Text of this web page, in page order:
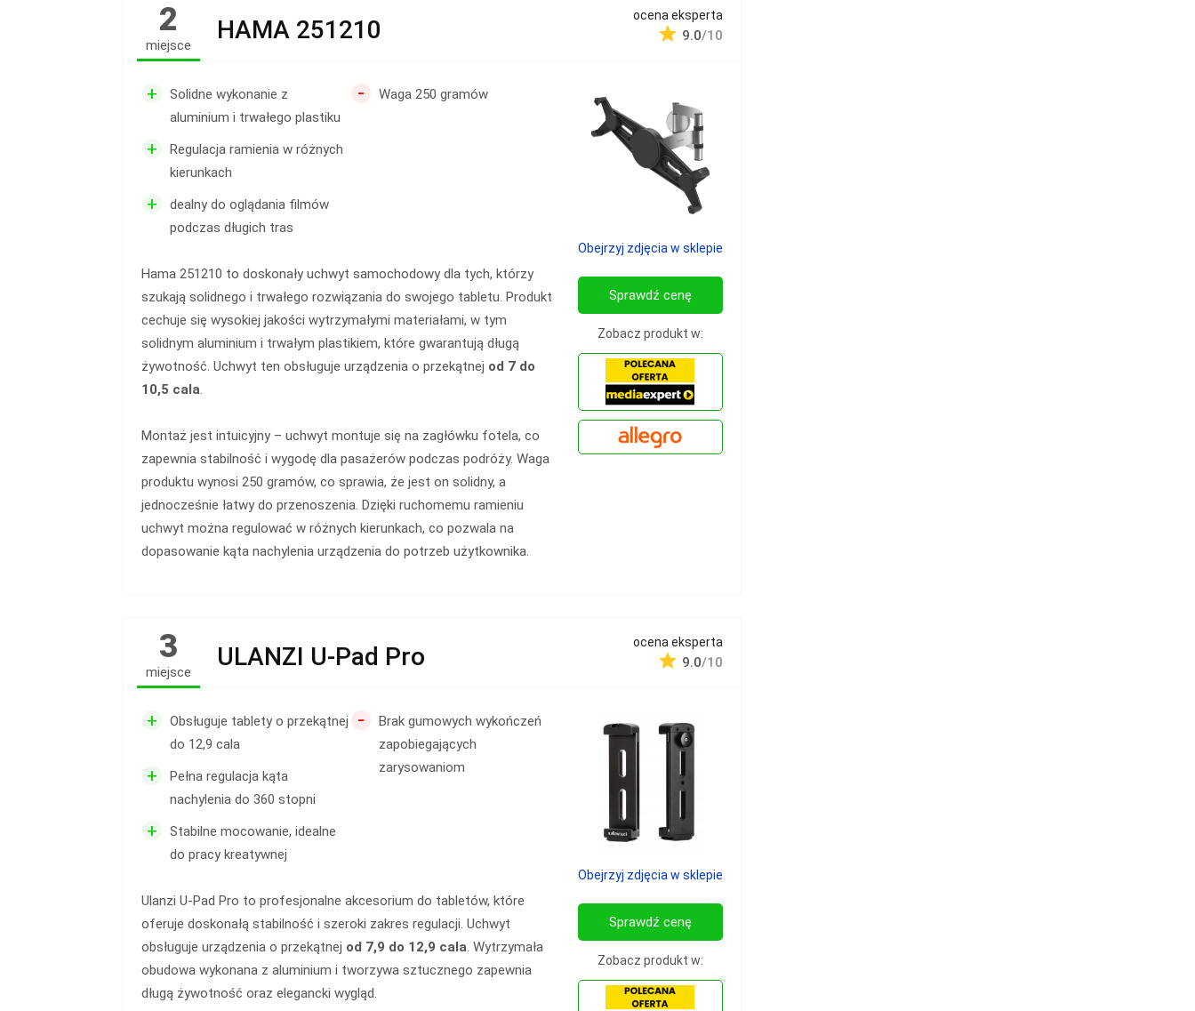
2
miejsce
HAMA 251210 ocena eksperta
9.0/10
+
Solidne wykonanie z
aluminium i trwałego plastiku
+
Regulacja ramienia w różnych
kierunkach
+
dealny do oglądania filmów
podczas długich tras
- Waga 250 gramów
Hama 251210 to doskonały uchwyt samochodowy dla tych, którzy
szukają solidnego i trwałego rozwiązania do swojego tabletu. Produkt
cechuje się wysokiej jakości wytrzymałymi materiałami, w tym
solidnym aluminium i trwałym plastikiem, które gwarantują długą
żywotność. Uchwyt ten obsługuje urządzenia o przekątnej od 7 do
10,5 cala.
Montaż jest intuicyjny – uchwyt montuje się na zagłówku fotela, co
zapewnia stabilność i wygodę dla pasażerów podczas podróży. Waga
produktu wynosi 250 gramów, co sprawia, że jest on solidny, a
jednocześnie łatwy do przenoszenia. Dzięki ruchomemu ramieniu
uchwyt można regulować w różnych kierunkach, co pozwala na
dopasowanie kąta nachylenia urządzenia do potrzeb użytkownika.
Obejrzyj zdjęcia w sklepie
Sprawdź cenę
Zobacz produkt w:
3
miejsce
ULANZI U-Pad Pro ocena eksperta
9.0/10
+
Obsługuje tablety o przekątnej
do 12,9 cala
+
Pełna regulacja kąta
nachylenia do 360 stopni
+
Stabilne mocowanie, idealne
do pracy kreatywnej
-
Brak gumowych wykończeń
zapobiegających
zarysowaniom
Ulanzi U-Pad Pro to profesjonalne akcesorium do tabletów, które
oferuje doskonałą stabilność i szeroki zakres regulacji. Uchwyt
obsługuje urządzenia o przekątnej od 7,9 do 12,9 cala. Wytrzymała
obudowa wykonana z aluminium i tworzywa sztucznego zapewnia
długą żywotność oraz elegancki wygląd.
Obejrzyj zdjęcia w sklepie
Sprawdź cenę
Zobacz produkt w: